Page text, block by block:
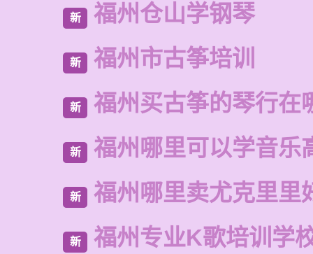
新 福州仓山学钢琴
新 福州市古筝培训
新 福州买古筝的琴行在
新 福州哪里可以学音乐
新 福州哪里卖尤克里里
新 福州专业K歌培训学